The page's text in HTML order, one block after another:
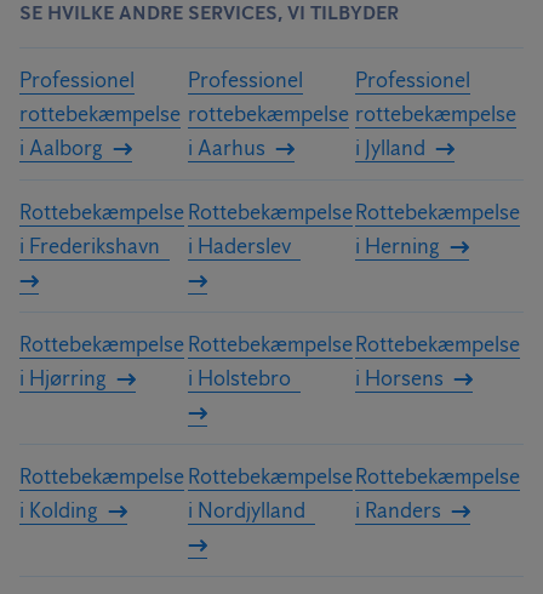
SE HVILKE ANDRE SERVICES, VI TILBYDER
Professionel
rottebekæmpelse
i Aalborg
Professionel
rottebekæmpelse
i Aarhus
Professionel
rottebekæmpelse
i Jylland
Rottebekæmpelse
i Frederikshavn
Rottebekæmpelse
i Haderslev
Rottebekæmpelse
i Herning
Rottebekæmpelse
i Hjørring
Rottebekæmpelse
i Holstebro
Rottebekæmpelse
i Horsens
Rottebekæmpelse
i Kolding
Rottebekæmpelse
i Nordjylland
Rottebekæmpelse
i Randers